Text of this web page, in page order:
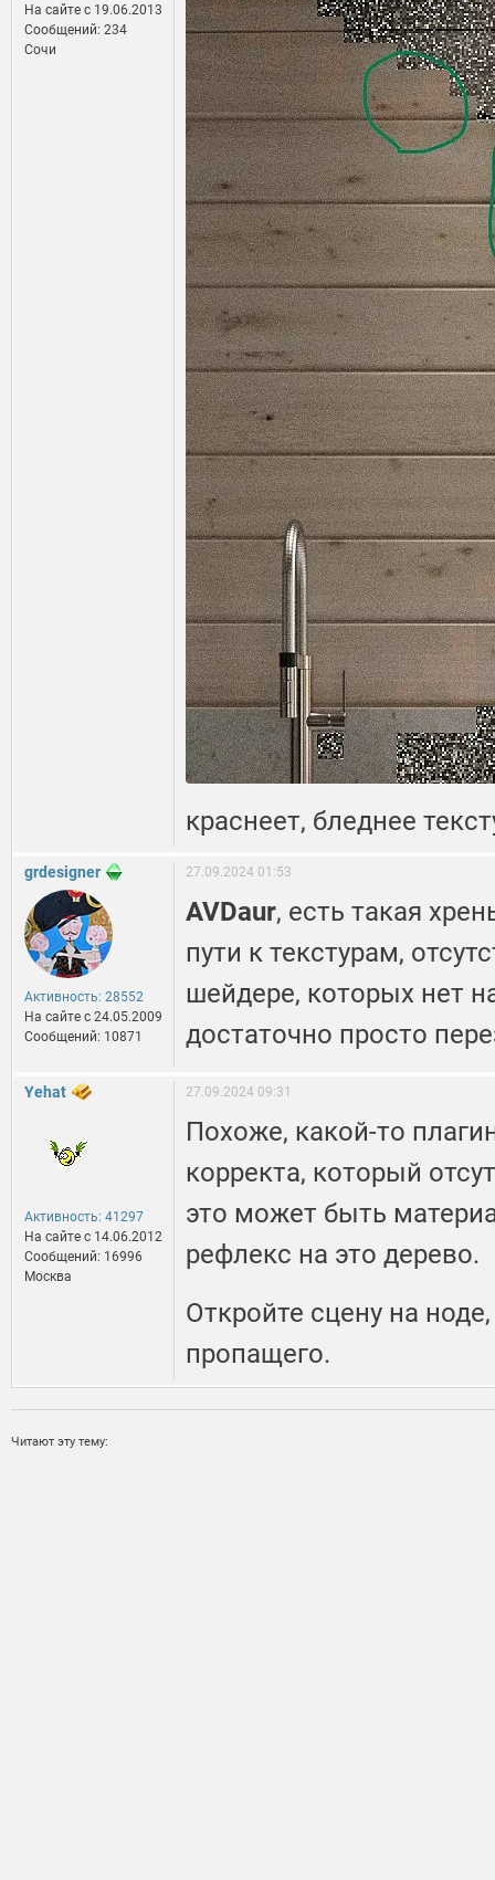
На сайте c 19.06.2013
Сообщений: 234
Сочи
краснеет, бледнее
grdesigner
Активность: 28552
На сайте c 24.05.2009
Сообщений: 10871
27.09.2024 01:53
AVDaur, есть такая
пути к текстурам,
шейдере, которых нет
достаточно просто
Yehat
Активность: 41297
На сайте c 14.06.2012
Сообщений: 16996
Москва
27.09.2024 09:31
Похоже, какой-то
корректа, который
это может быть
рефлекс на это дерево.
Откройте сцену на
пропащего.
Читают эту тему: